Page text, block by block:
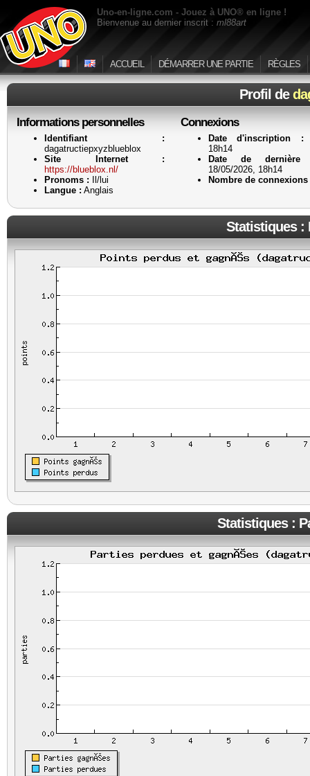
Uno-en-ligne.com - Jouez à UNO® en ligne !
Bienvenue au dernier inscrit : ml88art
ACCUEIL DÉMARRER UNE PARTIE RÈGLES
Profil de
Informations personnelles
Identifiant :
dagatructiepxyzblueblox
Site Internet :
https://blueblox.nl/
Pronoms : Il/lui
Langue : Anglais
Connexions
Date d'inscription :
18h14
Date de
18/05/2026, 18h14
Nombre de connexions
Statistiques :
Statistiques :